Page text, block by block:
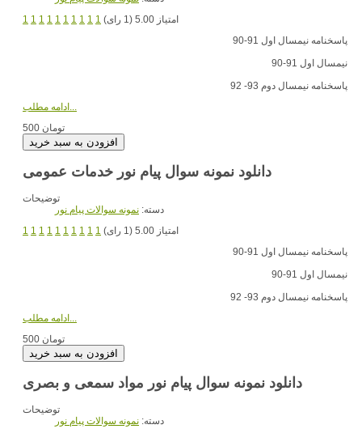
1 1 1 1 1 1 1 1 1 1
امتیاز 5.00 (1 رای)
پاسخنامه نیمسال اول 91-90
نیمسال اول 91-90
پاسخنامه نیمسال دوم 93- 92
ادامه مطلب...
500 تومان
دانلود نمونه سوال پیام نور خدمات عمومی
توضیحات
دسته: نمونه سوالات پیام نور
1 1 1 1 1 1 1 1 1 1
امتیاز 5.00 (1 رای)
پاسخنامه نیمسال اول 91-90
نیمسال اول 91-90
پاسخنامه نیمسال دوم 93- 92
ادامه مطلب...
500 تومان
دانلود نمونه سوال پیام نور مواد سمعی و بصری
توضیحات
دسته: نمونه سوالات پیام نور